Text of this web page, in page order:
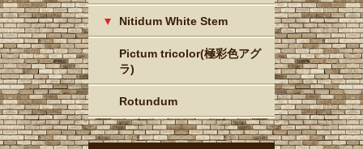
Nitidum White Stem
Pictum tricolor(極彩色アグ
ラ)
Rotundum